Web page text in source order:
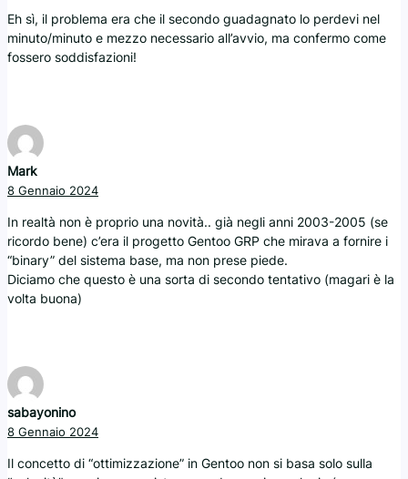
Eh sì, il problema era che il secondo guadagnato lo perdevi nel
minuto/minuto e mezzo necessario all’avvio, ma confermo come
fossero soddisfazioni!
Mark
8 Gennaio 2024
In realtà non è proprio una novità.. già negli anni 2003-2005 (se
ricordo bene) c’era il progetto Gentoo GRP che mirava a fornire i
“binary” del sistema base, ma non prese piede.
Diciamo che questo è una sorta di secondo tentativo (magari è la
volta buona)
sabayonino
8 Gennaio 2024
Il concetto di “ottimizzazione” in Gentoo non si basa solo sulla